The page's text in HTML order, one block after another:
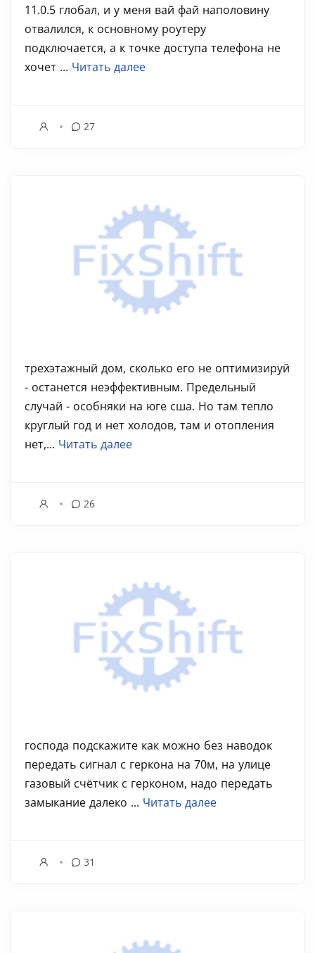
11.0.5 глобал, и у меня вай фай наполовину
отвалился, к основному роутеру
подключается, а к точке доступа телефона не
хочет ... Читать далее
27
трехэтажный дом, сколько его не оптимизируй
- останется неэффективным. Предельный
случай - особняки на юге сша. Но там тепло
круглый год и нет холодов, там и отопления
нет,... Читать далее
26
господа подскажите как можно без наводок
передать сигнал с геркона на 70м, на улице
газовый счётчик с герконом, надо передать
замыкание далеко ... Читать далее
31